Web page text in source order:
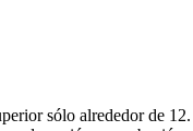
sólo alrededor de